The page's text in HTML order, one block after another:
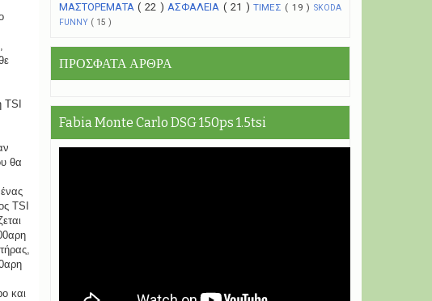
TSI
θα
TSI
και
ΜΑΣΤΟΡΕΜΑΤΑ( 22 )ΑΣΦΑΛΕΙΑ( 21 )ΤΙΜΕΣ ( 19 )SKODA
FUNNY ( 15 )
ΠΡΟΣΦΑΤΑ ΑΡΘΡΑ
Fabia Monte Carlo DSG 150ps 1.5tsi